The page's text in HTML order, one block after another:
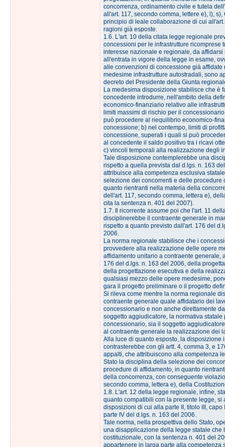
concorrenza, ordinamento civile e tutela
all'art. 117, secondo comma, lettere e), l), s),
principio di leale collaborazione di cui
ragioni già esposte.
1.6. L'art. 10 della citata legge regionale
concessioni per le infrastrutture ricomprese
interesse nazionale e regionale, da affidarsi
all'entrata in vigore della legge in esame,
alle convenzioni di concessione già affidate
medesime infrastrutture autostradali, sono
decreto del Presidente della Giunta
La medesima disposizione stabilisce che è
concedente introdurre, nell'ambito della
economico-finanziario relativo alle
limiti massimi di rischio per il
può procedere al riequilibrio economico-
concessione; b) nel contempo, limiti di
concessione, superati i quali si può
al concedente il saldo positivo tra i ricavi
c) vincoli temporali alla realizzazione degli
Tale disposizione contemplerebbe una
rispetto a quella prevista dal d.lgs. n. 163
attribuisce alla competenza esclusiva
selezione dei concorrenti e delle procedure
quanto rientranti nella materia della
dell'art. 117, secondo comma, lettera e),
cita la sentenza n. 401 del 2007).
1.7. Il ricorrente assume poi che l'art. 11
disciplinerebbe il contraente generale in
rispetto a quanto previsto dall'art. 176 del
2006.
La norma regionale stabilisce che i
provvedere alla realizzazione delle opere
affidamento unitario a contraente generale,
176 del d.lgs. n. 163 del 2006, della
della progettazione esecutiva e della
qualsiasi mezzo delle opere medesime,
gara il progetto preliminare o il progetto
Si rileva come mentre la norma regionale
contraente generale quale affidatario dei
concessionario e non anche direttamente
soggetto aggiudicatore, la normativa statale
concessionario, sia il soggetto
al contraente generale la realizzazione dei
Alla luce di quanto esposto, la disposizione
contrasterebbe con gli artt. 4, comma 3, e
appalti, che attribuiscono alla competenza
Stato la disciplina della selezione dei
procedure di affidamento, in quanto
della concorrenza, con conseguente
secondo comma, lettera e), della
1.8. L'art. 12 della legge regionale, infine,
quanto compatibili con la presente legge, si
disposizioni di cui alla parte II, titolo III, capo
parte IV del d.lgs. n. 163 del 2006.
Tale norma, nella prospettiva dello Stato,
una disapplicazione della legge statale che
costituzionale, con la sentenza n. 401 del
appartenere in larga parte alla competenza